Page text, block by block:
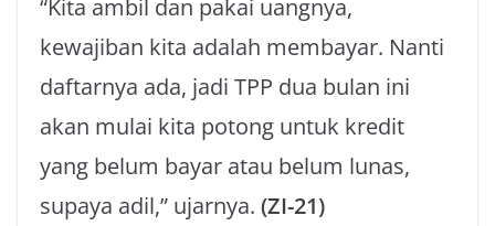
“Kita ambil dan pakai uangnya,
kewajiban kita adalah membayar. Nanti
daftarnya ada, jadi TPP dua bulan ini
akan mulai kita potong untuk kredit
yang belum bayar atau belum lunas,
supaya adil,” ujarnya. (ZI-21)